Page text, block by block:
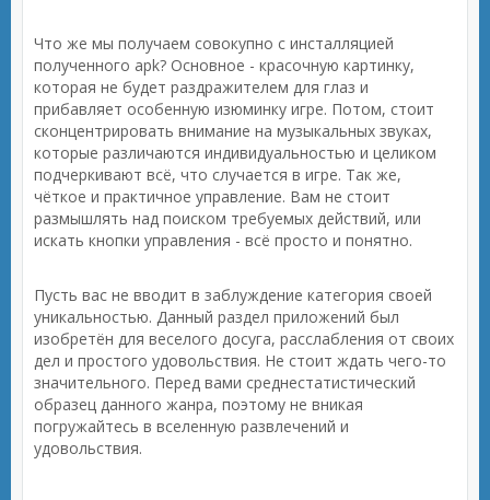
Что же мы получаем совокупно с инсталляцией
полученного apk? Основное - красочную картинку,
которая не будет раздражителем для глаз и
прибавляет особенную изюминку игре. Потом, стоит
сконцентрировать внимание на музыкальных звуках,
которые различаются индивидуальностью и целиком
подчеркивают всё, что случается в игре. Так же,
чёткое и практичное управление. Вам не стоит
размышлять над поиском требуемых действий, или
искать кнопки управления - всё просто и понятно.
Пусть вас не вводит в заблуждение категория своей
уникальностью. Данный раздел приложений был
изобретён для веселого досуга, расслабления от своих
дел и простого удовольствия. Не стоит ждать чего-то
значительного. Перед вами среднестатистический
образец данного жанра, поэтому не вникая
погружайтесь в вселенную развлечений и
удовольствия.